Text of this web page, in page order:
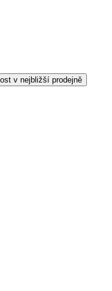
v nejbližší prodejně